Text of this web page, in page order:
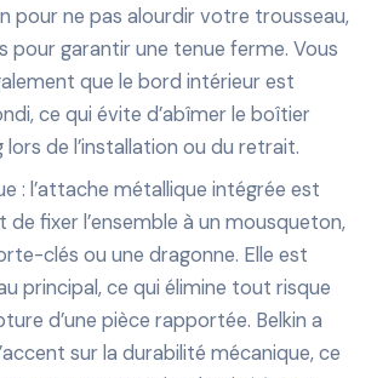
pour ne pas alourdir votre trousseau,
pour garantir une tenue ferme. Vous
que le bord intérieur est
ce qui évite d’abîmer le boîtier
lors de l’installation ou du retrait.
: l’attache métallique intégrée est
fixer l’ensemble à un mousqueton,
clés ou une dragonne. Elle est
principal, ce qui élimine tout risque
d’une pièce rapportée. Belkin a
sur la durabilité mécanique, ce